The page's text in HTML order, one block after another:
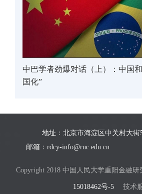
中巴学者劲爆对话（上）：中国
国化”
地址：北京市海淀区中关村大街
邮箱：rdcy-info@ruc.edu.cn
Copyright 2018 中国人民大学重阳金融
15018462号-5 技术